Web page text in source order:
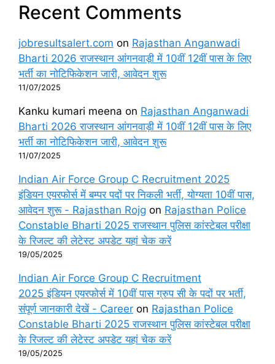
Recent Comments
jobresultsalert.com on Rajasthan Anganwadi
Bharti 2026 राजस्थान आंगनवाड़ी में 10वीं 12वीं पास के लिए
भर्ती का नोटिफिकेशन जारी, आवेदन शुरू
11/07/2025
Kanku kumari meena on Rajasthan Anganwadi
Bharti 2026 राजस्थान आंगनवाड़ी में 10वीं 12वीं पास के लिए
भर्ती का नोटिफिकेशन जारी, आवेदन शुरू
11/07/2025
Indian Air Force Group C Recruitment 2025
इंडियन एयरफोर्स में बम्पर पदों पर निकली भर्ती, योग्यता 10वीं पास,
आवेदन शुरू - Rajasthan Rojg on Rajasthan Police
Constable Bharti 2025 राजस्थान पुलिस कांस्टेबल परीक्षा
के रिजल्ट की लेटेस्ट अपडेट यहां चेक करें
19/05/2025
Indian Air Force Group C Recruitment
2025 इंडियन एयरफोर्स में 10वीं पास ग्रुप सी के पदों पर भर्ती,
संपूर्ण जानकारी देखें - Career on Rajasthan Police
Constable Bharti 2025 राजस्थान पुलिस कांस्टेबल परीक्षा
के रिजल्ट की लेटेस्ट अपडेट यहां चेक करें
19/05/2025